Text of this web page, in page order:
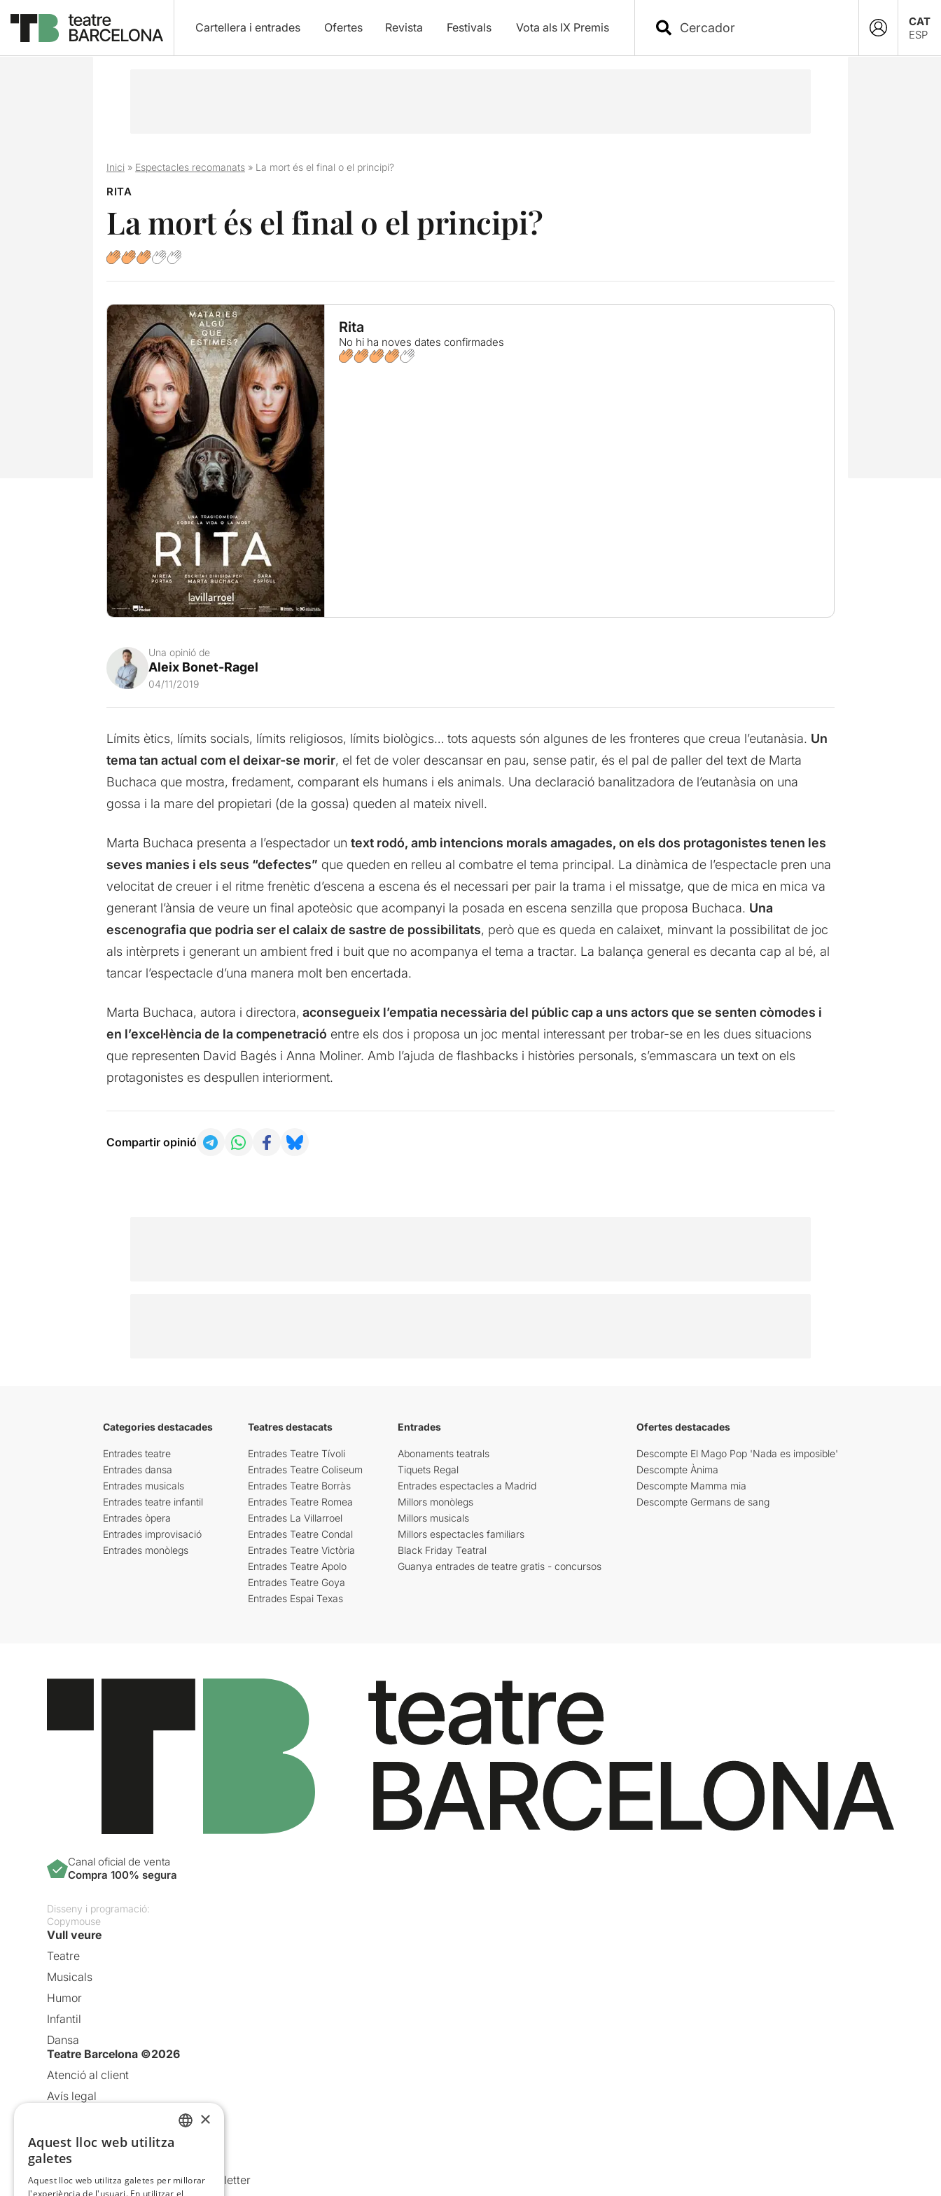
Cartellera i entrades Ofertes Revista Festivals Vota als IX Premis
CAT
ESP
Inici» Espectacles recomanats» La mort és el final o el principi?
RITA
La mort és el final o el principi?
Rita
No hi ha noves dates confirmades
Una opinió de
Aleix Bonet-Ragel
04/11/2019
Límits ètics, límits socials, límits religiosos, límits biològics… tots aquests són algunes de les fronteres que creua l’eutanàsia. Un
tema tan actual com el deixar-se morir, el fet de voler descansar en pau, sense patir, és el pal de paller del text de Marta
Buchaca que mostra, fredament, comparant els humans i els animals. Una declaració banalitzadora de l’eutanàsia on una
gossa i la mare del propietari (de la gossa) queden al mateix nivell.
Marta Buchaca presenta a l’espectador un text rodó, amb intencions morals amagades, on els dos protagonistes tenen les
seves manies i els seus “defectes” que queden en relleu al combatre el tema principal. La dinàmica de l’espectacle pren una
velocitat de creuer i el ritme frenètic d’escena a escena és el necessari per pair la trama i el missatge, que de mica en mica va
generant l’ànsia de veure un final apoteòsic que acompanyi la posada en escena senzilla que proposa Buchaca. Una
escenografia que podria ser el calaix de sastre de possibilitats, però que es queda en calaixet, minvant la possibilitat de joc
als intèrprets i generant un ambient fred i buit que no acompanya el tema a tractar. La balança general es decanta cap al bé, al
tancar l’espectacle d’una manera molt ben encertada.
Marta Buchaca, autora i directora, aconsegueix l’empatia necessària del públic cap a uns actors que se senten còmodes i
en l’excel·lència de la compenetració entre els dos i proposa un joc mental interessant per trobar-se en les dues situacions
que representen David Bagés i Anna Moliner. Amb l’ajuda de flashbacks i històries personals, s’emmascara un text on els
protagonistes es despullen interiorment.
Compartir opinió
Categories destacades
Entrades teatre
Entrades dansa
Entrades musicals
Entrades teatre infantil
Entrades òpera
Entrades improvisació
Entrades monòlegs
Teatres destacats
Entrades Teatre Tívoli
Entrades Teatre Coliseum
Entrades Teatre Borràs
Entrades Teatre Romea
Entrades La Villarroel
Entrades Teatre Condal
Entrades Teatre Victòria
Entrades Teatre Apolo
Entrades Teatre Goya
Entrades Espai Texas
Entrades
Abonaments teatrals
Tiquets Regal
Entrades espectacles a Madrid
Millors monòlegs
Millors musicals
Millors espectacles familiars
Black Friday Teatral
Guanya entrades de teatre gratis - concursos
Ofertes destacades
Descompte El Mago Pop 'Nada es imposible'
Descompte Ànima
Descompte Mamma mia
Descompte Germans de sang
Canal oficial de venta
Compra 100% segura
Disseny i programació:
Copymouse
Vull veure
Teatre
Musicals
Humor
Infantil
Dansa
Teatre Barcelona ©2026
Atenció al client
Avís legal
Política de cookies
Condicions d’ús
Comunicacions comercials i Newsletter
×
Aquest lloc web utilitza
galetes
Aquest lloc web utilitza galetes per millorar
l'experiència de l'usuari. En utilitzar el